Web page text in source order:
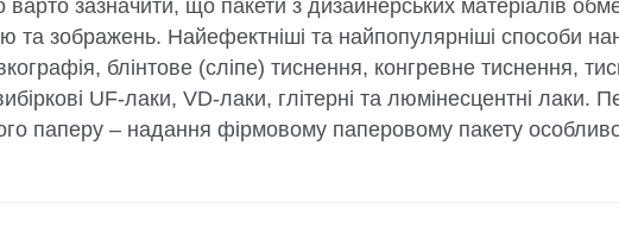
варто зазначити, що пакети з дизайнерських матеріалів
та зображень. Найефектніші та найпопулярніші способи
блінтове (сліпе) тиснення, конгревне тиснення,
UF-лаки, VD-лаки, глітерні та люмінесцентні лаки.
паперу – надання фірмовому паперовому пакету